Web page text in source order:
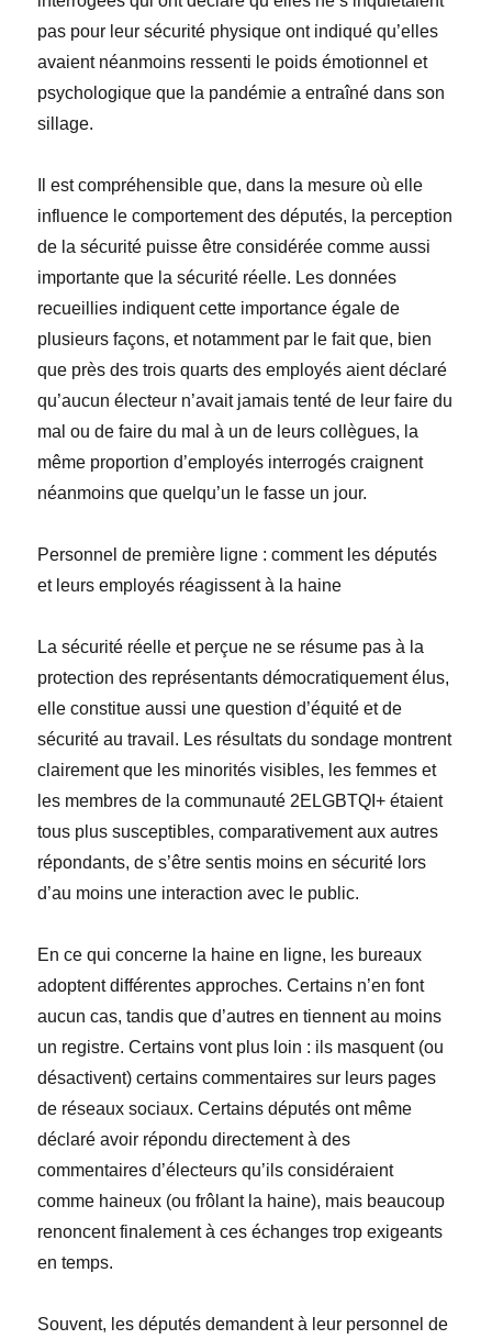
pas pour leur sécurité physique ont indiqué qu’elles
avaient néanmoins ressenti le poids émotionnel et
psychologique que la pandémie a entraîné dans son
sillage.
Il est compréhensible que, dans la mesure où elle
influence le comportement des députés, la perception
de la sécurité puisse être considérée comme aussi
importante que lasécurité réelle. Les données
recueillies indiquent cette importance égale de
plusieurs façons, et notamment par le fait que, bien
que près des trois quarts des employés aient déclaré
qu’aucun électeur n’avait jamais tenté de leur faire du
mal ou de faire du mal à un de leurs collègues, la
même proportion d’employés interrogés craignent
néanmoins que quelqu’un le fasse un jour.
Personnel de première ligne : comment les députés
et leurs employés réagissent à la haine
La sécurité réelle et perçue ne se résume pasà la
protection des représentants démocratiquement élus,
elle constitue aussi une question d’équité et de
sécurité au travail. Les résultats du sondage montrent
clairement que les minorités visibles, les femmes et
les membres de la communauté 2ELGBTQI+ étaient
tous plus susceptibles, comparativement aux autres
répondants, de s’être sentis moins en sécurité lors
d’au moins une interaction avec le public.
En ce qui concerne la haine en ligne, les bureaux
adoptent différentes approches. Certains n’en font
aucun cas, tandis que d’autres en tiennent au moins
un registre. Certains vont plus loin : ils masquent (ou
désactivent) certains commentaires sur leurs pages
de réseaux sociaux. Certains députés ont même
déclaré avoir répondu directementà des
commentaires d’électeurs qu’ils considéraient
comme haineux (ou frôlant la haine), mais beaucoup
renoncent finalement à ces échanges trop exigeants
en temps.
Souvent, les députés demandent à leur personnel de